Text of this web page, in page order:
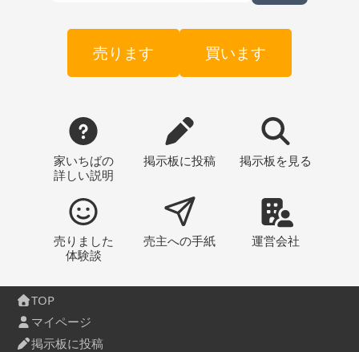
売ります 買います
家いちばの
詳しい説明
掲示板に投稿 掲示板 を見る
売りました
体験談
売主への手紙 運営会社
TOP
マイページ
掲示板に投稿